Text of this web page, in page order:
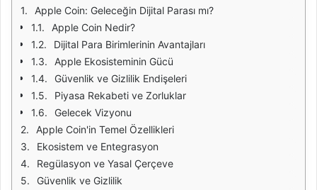
Apple Coin: Geleceğin Dijital Parası mı?
Apple Coin Nedir?
Dijital Para Birimlerinin Avantajları
Apple Ekosisteminin Gücü
Güvenlik ve Gizlilik Endişeleri
Piyasa Rekabeti ve Zorluklar
Gelecek Vizyonu
Apple Coin'in Temel Özellikleri
Ekosistem ve Entegrasyon
Regülasyon ve Yasal Çerçeve
Güvenlik ve Gizlilik